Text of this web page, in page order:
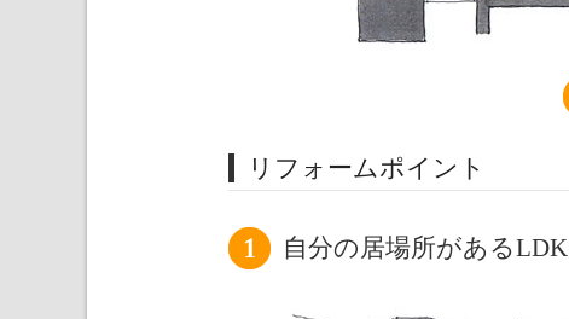
リフォームポイント
自分の居場所があるLDK